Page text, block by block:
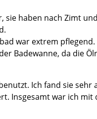
haben nach Zimt
war extrem
Badewanne, da die
Ich fand sie sehr
Insgesamt war ich mit